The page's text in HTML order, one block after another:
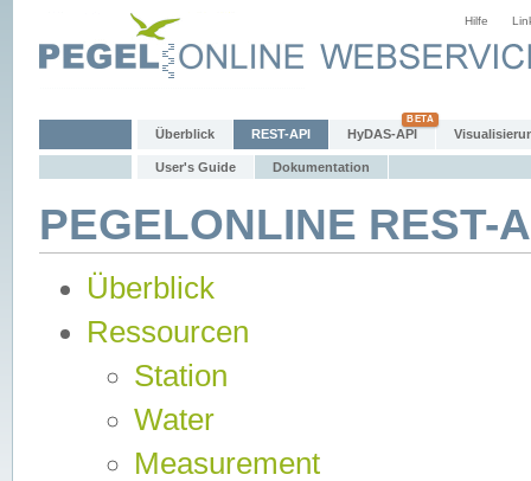
Hilfe
Überblick REST-API HyDAS-API
User's Guide Dokumentation
PEGELONLINE
Überblick
Ressourcen
Station
Water
Measurement